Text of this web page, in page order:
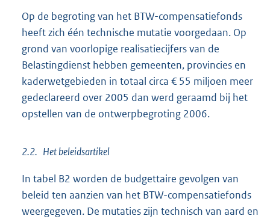
Op de begroting van het BTW-compensatiefonds
heeft zich één technische mutatie voorgedaan. Op
grond van voorlopige realisatiecijfers van de
Belastingdienst hebben gemeenten, provincies en
kaderwetgebieden in totaal circa € 55 miljoen meer
gedeclareerd over 2005 dan werd geraamd bij het
opstellen van de ontwerpbegroting 2006.
2.2. Het beleidsartikel
In tabel B2 worden de budgettaire gevolgen van
beleid ten aanzien van het BTW-compensatiefonds
weergegeven. De mutaties zijn technisch van aard en